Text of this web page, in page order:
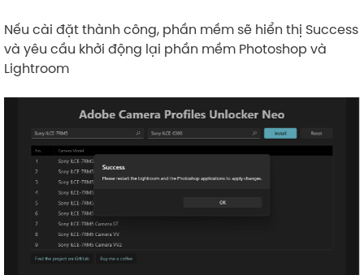
Nếu cài đặt thành công, phần mềm sẽ hiển thị Success
và yêu cầu khởi động lại phần mềm Photoshop và
Lightroom